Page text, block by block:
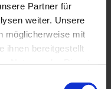
Partner für
weiter. Unsere
möglicherweise mit
ihnen bereitgestellt